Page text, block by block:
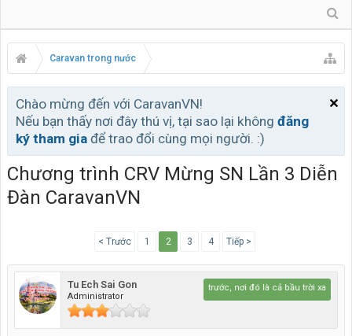
Caravan trong nước
Chào mừng đến với CaravanVN!
Nếu bạn thấy nơi đây thú vị, tại sao lại không đăng
ký tham gia để trao đổi cùng mọi người. :)
Chương trình CRV Mừng SN Lần 3 Diễn
Đàn CaravanVN
< Trước 1 2 3 4 Tiếp >
Tu Ech Sai Gon
Administrator
Hãy lái lên phía trước, nơi đó là cả bầu trời xanh.....